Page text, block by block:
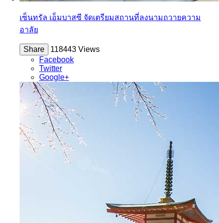
เซ็นทรัล เอ็มบาสซี จัดเตรียมสถานที่ลงนามถวายความ
อาลัย
Share
118443 Views
Facebook
Twitter
Google+